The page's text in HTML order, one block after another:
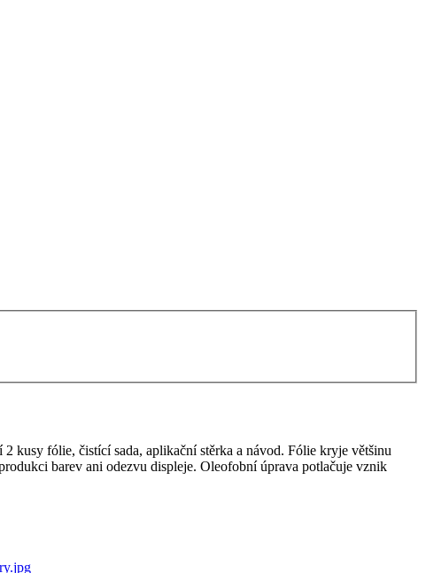
fólie, čistící sada, aplikační stěrka a návod. Fólie kryje většinu
barev ani odezvu displeje. Oleofobní úprava potlačuje vznik